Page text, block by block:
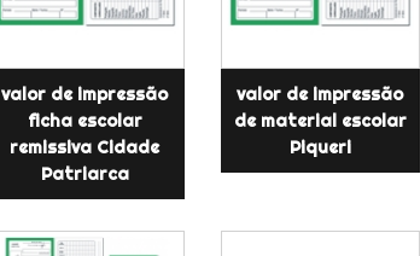
valor de impressão
ficha escolar
remissiva Cidade
Patriarca
valor de impressão
de material escolar
Piqueri